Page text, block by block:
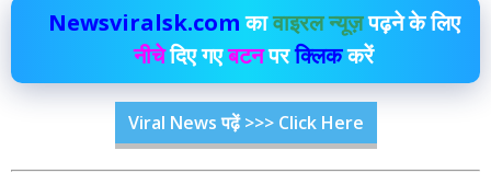
Newsviralsk.comकावाइरल न्यूज़पढ़ने के लिए
नीचेदिए गएबटनपरक्लिककरें
Viral News पढ़ें >>> Click Here